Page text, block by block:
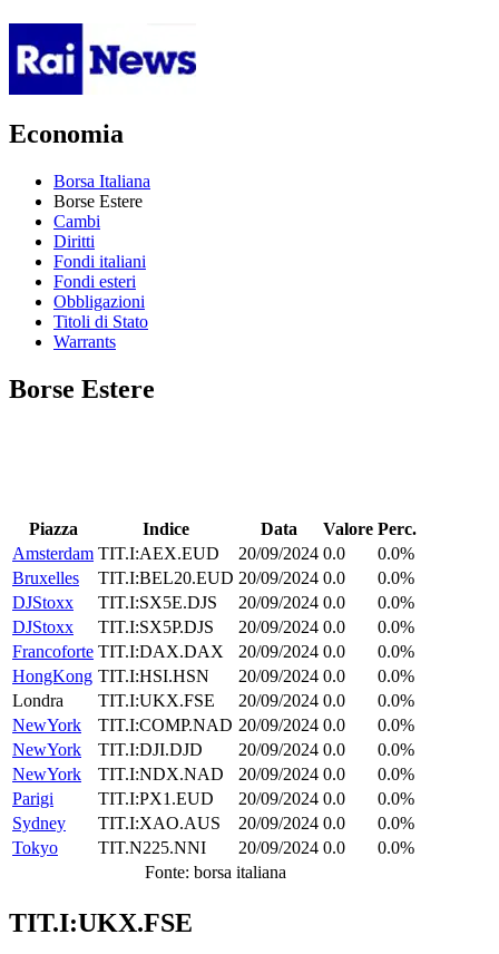
Economia
Borsa Italiana
Borse Estere
Cambi
Diritti
Fondi italiani
Fondi esteri
Obbligazioni
Titoli di Stato
Warrants
Borse Estere
Piazza Indice Data Valore Perc.
Amsterdam TIT.I:AEX.EUD 20/09/2024 0.0
0.0%
Bruxelles
TIT.I:BEL20.EUD 20/09/2024 0.0
0.0%
DJStoxx
TIT.I:SX5E.DJS 20/09/2024 0.0
0.0%
DJStoxx
TIT.I:SX5P.DJS 20/09/2024 0.0
0.0%
Francoforte TIT.I:DAX.DAX 20/09/2024 0.0
0.0%
HongKong TIT.I:HSI.HSN 20/09/2024 0.0
0.0%
Londra
TIT.I:UKX.FSE 20/09/2024 0.0
0.0%
NewYork
TIT.I:COMP.NAD 20/09/2024 0.0
0.0%
NewYork
TIT.I:DJI.DJD 20/09/2024 0.0
0.0%
NewYork
TIT.I:NDX.NAD 20/09/2024 0.0
0.0%
Parigi
TIT.I:PX1.EUD 20/09/2024 0.0
0.0%
Sydney
TIT.I:XAO.AUS 20/09/2024 0.0
0.0%
Tokyo
TIT.N225.NNI 20/09/2024 0.0
0.0%
Fonte: borsa italiana
TIT.I:UKX.FSE